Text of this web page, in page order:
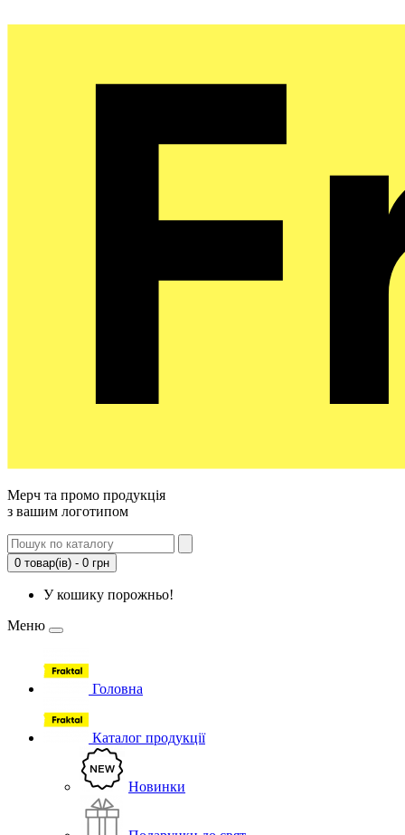
Мерч та промо продукція
з вашим логотипом
0 товар(ів) - 0 грн
У кошику порожньо!
Меню
Головна
Каталог продукції
Новинки